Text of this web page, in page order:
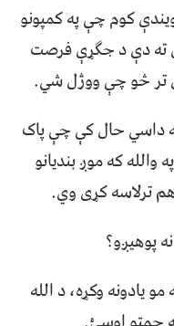
کوم چې په کمپونو
ته دې د جګړې فرصت
تر څو چې ووژل شي.
په داسي حال کې چې پاک
که موږ بندیانو
ترلاسه کړی وي.
پوهیږو؟
یادونه وکړه، د الله